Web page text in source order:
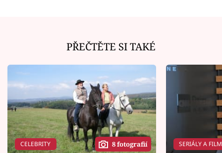
PŘEČTĚTE SI TAKÉ
CELEBRITY 8 fotografií SERIÁLY A